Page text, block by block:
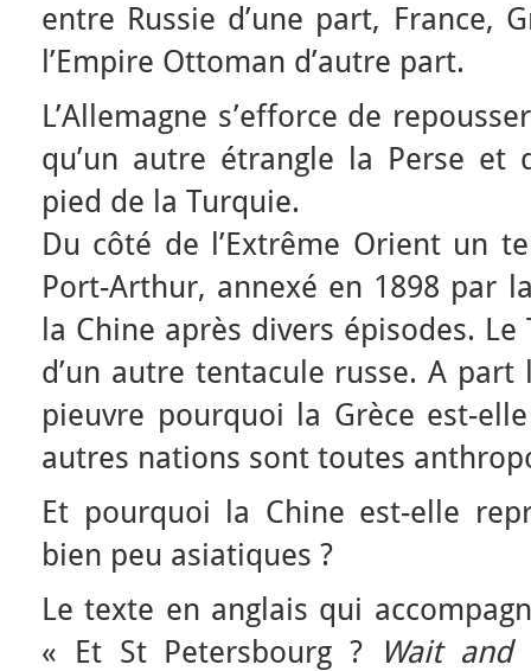
entre Russie d’une part, France,
l’Empire Ottoman d’autre part.
L’Allemagne s’efforce de
qu’un autre étrangle la Perse et
pied de la Turquie.
Du côté de l’Extrême Orient un
Port-Arthur, annexé en 1898 par
la Chine après divers épisodes.
d’un autre tentacule russe. A part
pieuvre pourquoi la Grèce est-
autres nations sont toutes
Et pourquoi la Chine est-elle
bien peu asiatiques ?
Le texte en anglais qui
« Et St Petersbourg ?
Wait